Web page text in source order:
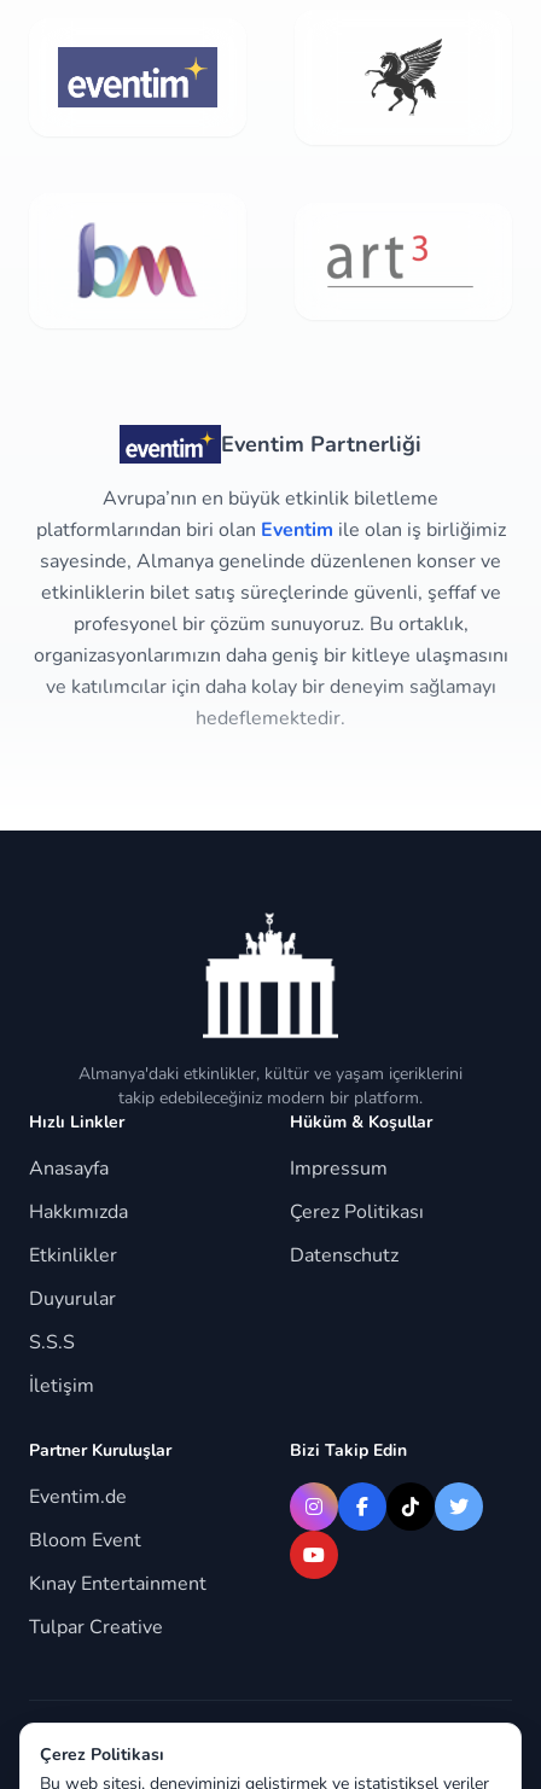
Eventim Partnerliği
Avrupa’nın en büyük etkinlik biletleme
platformlarından biri olan Eventim ile olan iş birliğimiz
sayesinde, Almanya genelinde düzenlenen konser ve
etkinliklerin bilet satış süreçlerinde güvenli, şeffaf ve
profesyonel bir çözüm sunuyoruz. Bu ortaklık,
organizasyonlarımızın daha geniş bir kitleye ulaşmasını
ve katılımcılar için daha kolay bir deneyim sağlamayı
hedeflemektedir.
Çerez Politikası
Bu web sitesi, deneyiminizi geliştirmek ve istatistiksel veriler
Almanya'daki etkinlikler, kültür ve yaşam içeriklerini
takip edebileceğiniz modern bir platform.
Hızlı Linkler
Anasayfa
Hakkımızda
Etkinlikler
Duyurular
S.S.S
İletişim
Hüküm & Koşullar
Impressum
Çerez Politikası
Datenschutz
Partner Kuruluşlar
Eventim.de
Bloom Event
Kınay Entertainment
Tulpar Creative
Bizi Takip Edin